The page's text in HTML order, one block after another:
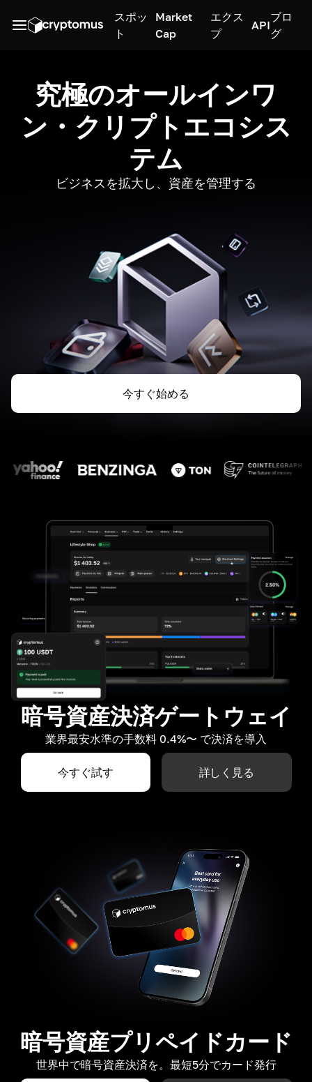
スポッ
ト
Market
Cap
エクス
プ
API
ブロ
グ
究極のオールインワ
ン・クリプトエコシス
テム
ビジネスを拡大し、資産を管理する
今すぐ始める
暗号資産決済ゲートウェイ
業界最安水準の手数料 0.4%〜 で決済を導入
今すぐ試す 詳しく見る
暗号資産プリペイドカード
世界中で暗号資産決済を。最短5分でカード発行